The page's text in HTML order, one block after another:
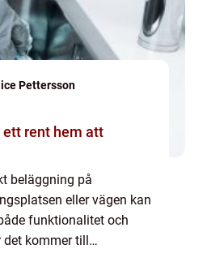
Pettersson
rent hem att
beläggning på
eller vägen kan
funktionalitet och
kommer till